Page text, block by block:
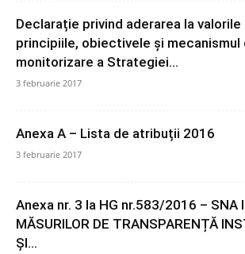
Declarație privind aderarea la
principiile, obiectivele și mecanismul
monitorizare a Strategiei...
3 februarie 2017
Anexa A – Lista de atribuții 2016
3 februarie 2017
Anexa nr. 3 la HG nr.583/2016 – SNA
MĂSURILOR DE TRANSPARENȚĂ
ȘI...